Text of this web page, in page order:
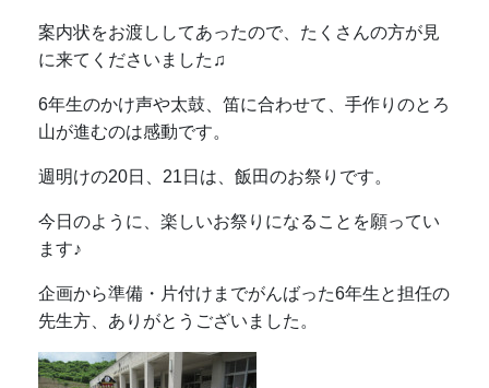
案内状をお渡ししてあったので、たくさんの方が見
に来てくださいました♫
6年生のかけ声や太鼓、笛に合わせて、手作りのとろ
山が進むのは感動です。
週明けの20日、21日は、飯田のお祭りです。
今日のように、楽しいお祭りになることを願ってい
ます♪
企画から準備・片付けまでがんばった6年生と担任の
先生方、ありがとうございました。